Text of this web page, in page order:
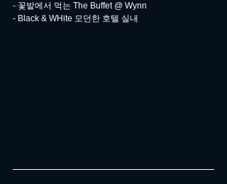
- 꽃밭에서 먹는 The Buffet @ Wynn
- Black & WHite 모던한 호텔 실내